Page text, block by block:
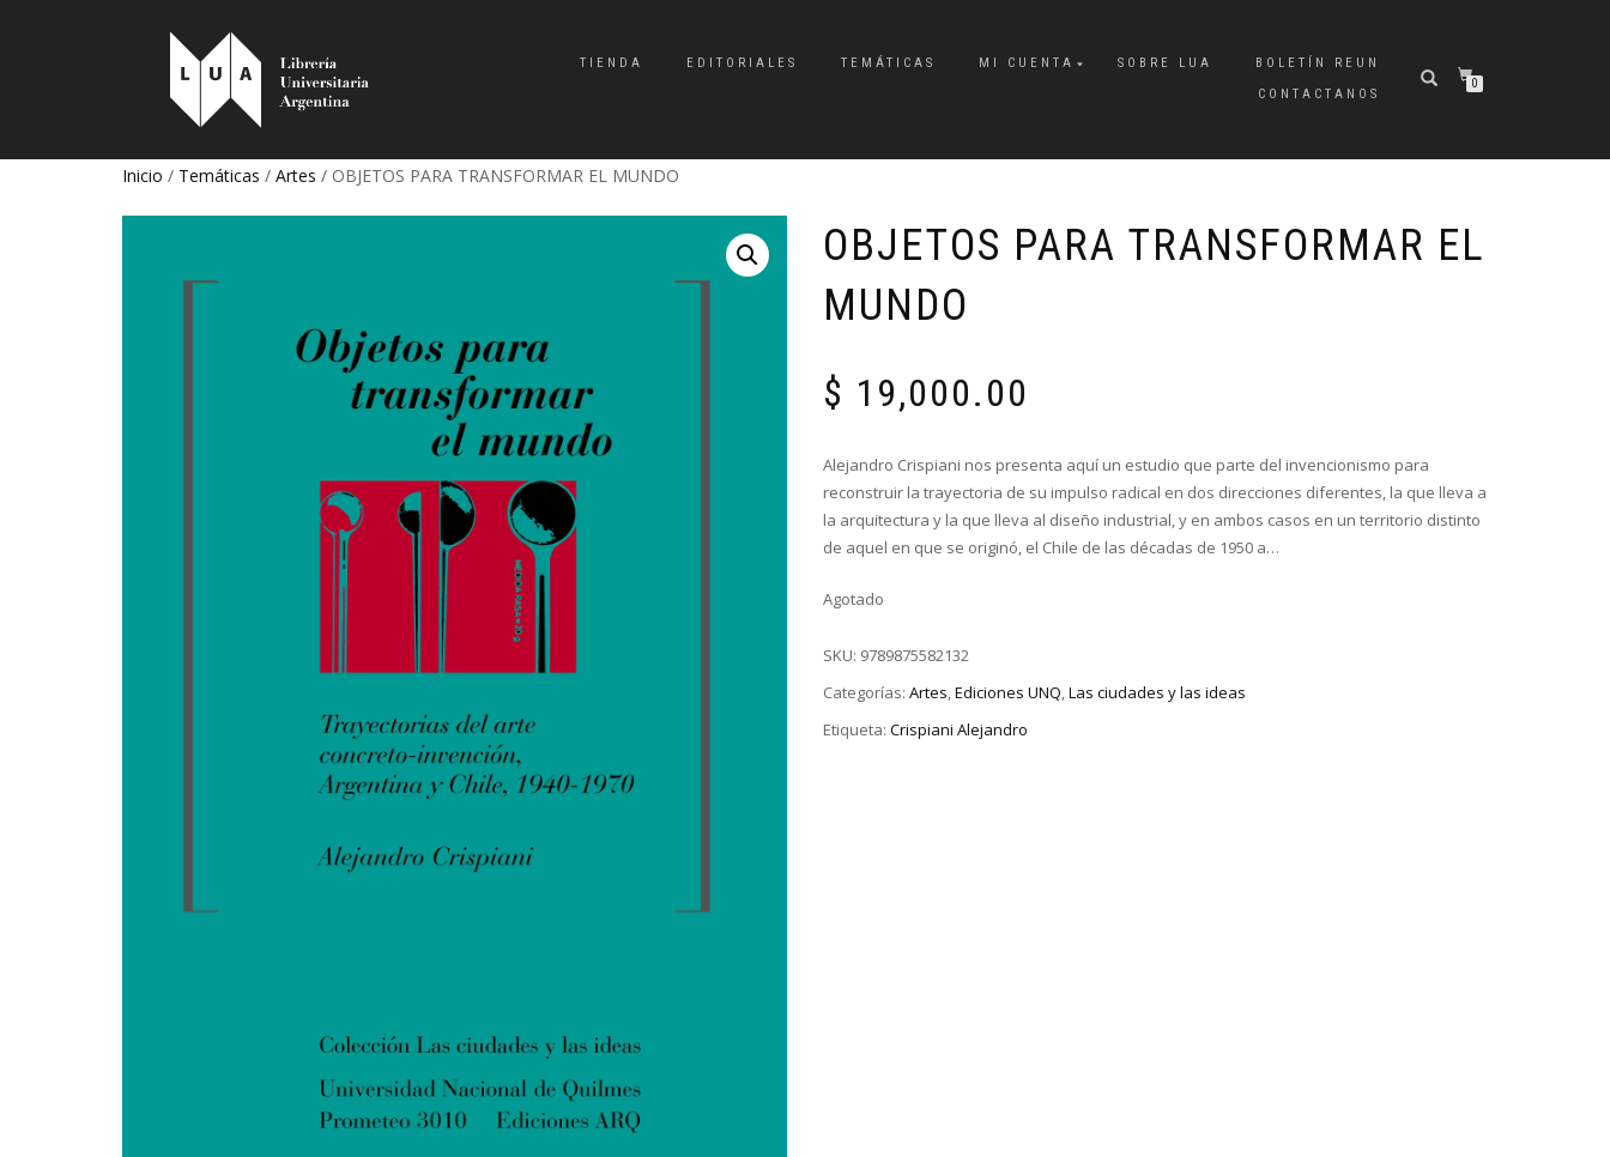
TIENDA EDITORIALES TEMÁTICAS MI CUENTA SOBRE LUA
BOLETÍN REUN
CONTACTANOS
0
Inicio / Temáticas / Artes / OBJETOS PARA TRANSFORMAR EL MUNDO
OBJETOS PARA TRANSFORMAR EL
MUNDO
$ 19,000.00
Alejandro Crispiani nos presenta aquí un estudio que parte del invencionismo para
reconstruir la trayectoria de su impulso radical en dos direcciones diferentes, la que lleva a
la arquitectura y la que lleva al diseño industrial, y en ambos casos en un territorio distinto
de aquel en que se originó, el Chile de las décadas de 1950 a…
Agotado
SKU: 9789875582132
Categorías: Artes,Ediciones UNQ,Las ciudades y las ideas
Etiqueta: Crispiani Alejandro